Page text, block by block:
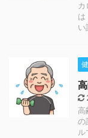
は
い
高
の
ル